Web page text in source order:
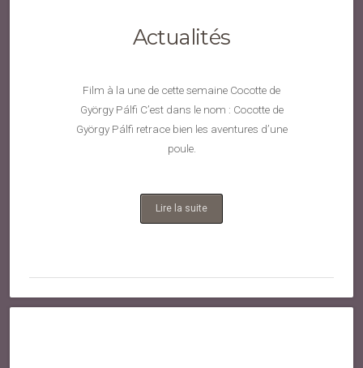
Actualités
Film à la une de cette semaine Cocotte de
György Pálfi C’est dans le nom : Cocotte de
György Pálfi retrace bien les aventures d’une
poule.
Lire la suite